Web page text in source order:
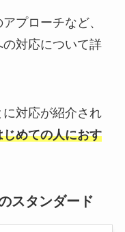
プローチなど、
対応について詳
対応が紹介され
めての人におす
スタンダード